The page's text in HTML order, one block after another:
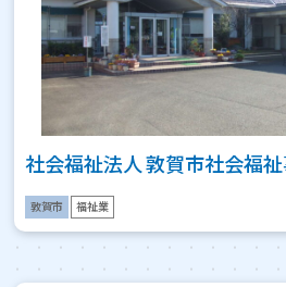
社会福祉法人 敦賀市社会福
敦賀市 福祉業